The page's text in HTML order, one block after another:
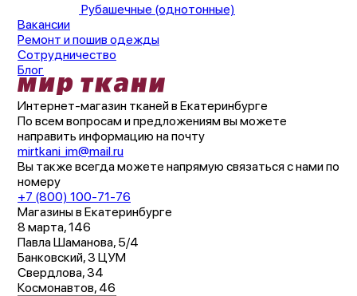
Рубашечные (однотонные)
Вакансии
Ремонт и пошив одежды
Сотрудничество
Блог
Интернет-магазин тканей в Екатеринбурге
По всем вопросам и предложениям вы можете
направить информацию на почту
mirtkani_im@mail.ru
Вы также всегда можете напрямую связаться с нами по
номеру
+7 (800) 100-71-76
Магазины в Екатеринбурге
8 марта, 146
Павла Шаманова, 5/4
Банковский, 3 ЦУМ
Свердлова, 34
Космонавтов, 46